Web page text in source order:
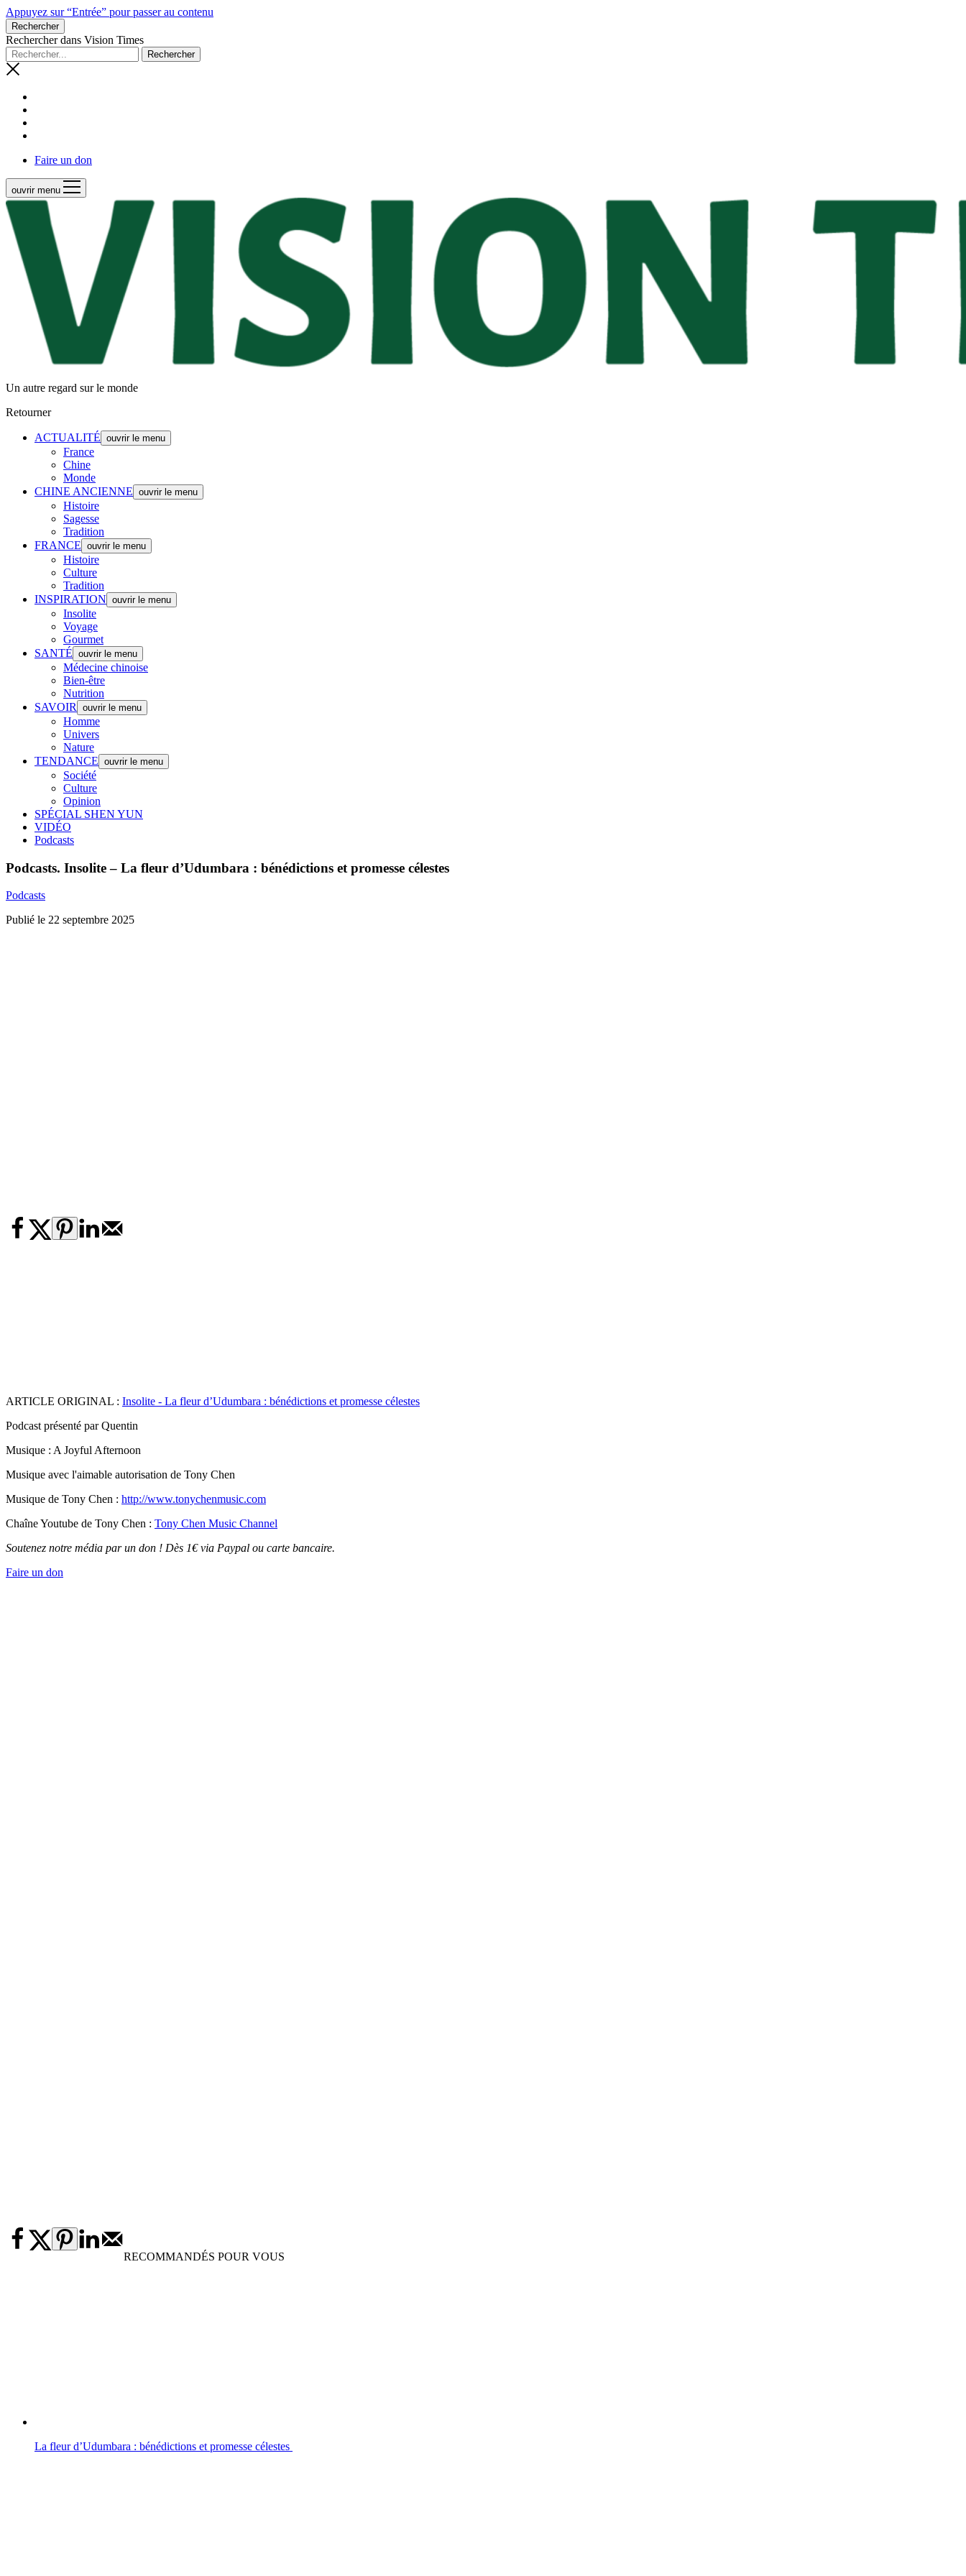
Appuyez sur “Entrée” pour passer au contenu
Rechercher
Rechercher dans Vision Times
Faire un don
ouvrir menu
Un autre regard sur le monde
Retourner
ACTUALITÉ ouvrir le menu
France
Chine
Monde
CHINE ANCIENNE ouvrir le menu
Histoire
Sagesse
Tradition
FRANCE ouvrir le menu
Histoire
Culture
Tradition
INSPIRATION ouvrir le menu
Insolite
Voyage
Gourmet
SANTÉ ouvrir le menu
Médecine chinoise
Bien-être
Nutrition
SAVOIR
ouvrir le menu
Homme
Univers
Nature
TENDANCE ouvrir le menu
Société
Culture
Opinion
SPÉCIAL SHEN YUN
VIDÉO
Podcasts
Podcasts. Insolite – La fleur d’Udumbara : bénédictions et promesse célestes
Podcasts
Publié le 22 septembre 2025
ARTICLE ORIGINAL : Insolite - La fleur d’Udumbara : bénédictions et promesse célestes
Podcast présenté par Quentin
Musique : A Joyful Afternoon
Musique avec l'aimable autorisation de Tony Chen
Musique de Tony Chen : http://www.tonychenmusic.com
Chaîne Youtube de Tony Chen : Tony Chen Music Channel
Soutenez notre média par un don ! Dès 1€ via Paypal ou carte bancaire.
Faire un don
RECOMMANDÉS POUR VOUS
La fleur d’Udumbara : bénédictions et promesse célestes